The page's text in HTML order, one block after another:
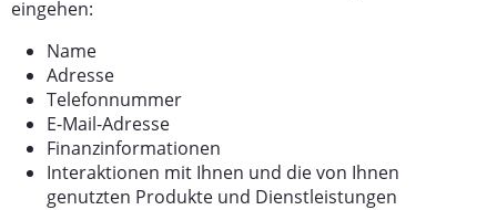
eingehen:
Name
Adresse
Telefonnummer
E-Mail-Adresse
Finanzinformationen
Interaktionen mit Ihnen und die von Ihnen
genutzten Produkte und Dienstleistungen